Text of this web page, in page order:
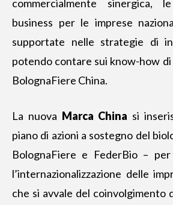
commercialmente sinergica,
business per le imprese
supportate nelle strategie di
potendo contare sui know-how
BolognaFiere China.
La nuova Marca China si
piano di azioni a sostegno del
BolognaFiere e FederBio –
l’internazionalizzazione delle
che si avvale del coinvolgimento